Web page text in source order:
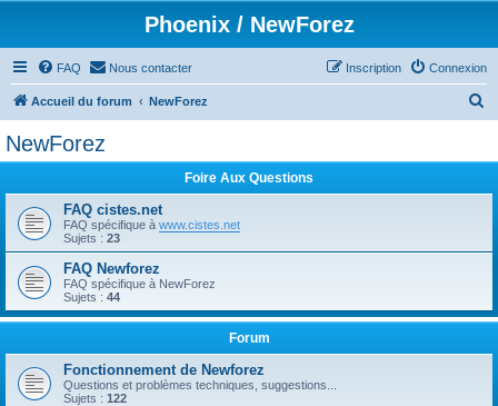
Phoenix / NewForez
FAQ Nous contacter Connexion
Inscription
Accueil du forum NewForez
e
NewForez
Foire Aux Questions
FAQ cistes.net
FAQ spécifique à www.cistes.net
Sujets : 23
FAQ Newforez
FAQ spécifique à NewForez
Sujets : 44
Forum
Fonctionnement de Newforez
Questions et problèmes techniques, suggestions...
Sujets : 122